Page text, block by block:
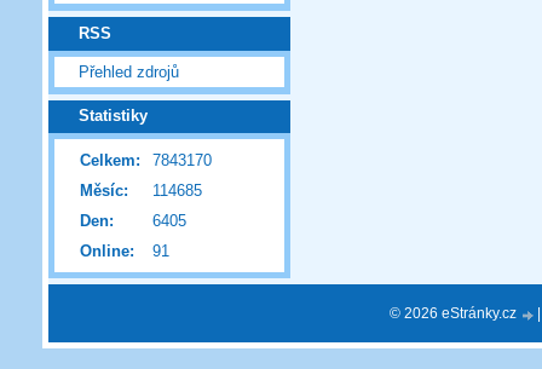
RSS
Přehled zdrojů
Statistiky
Online: 91
Celkem:
7843170
Měsíc:
114685
Den:
6405
© 2026 eStránky.cz